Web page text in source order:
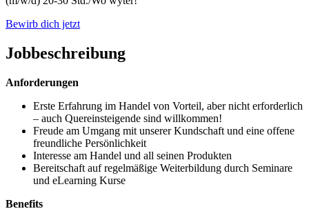
Bewirb dich jetzt
Jobbeschreibung
Anforderungen
Erste Erfahrung im Handel von Vorteil, aber nicht erforderlich
– auch Quereinsteigende sind willkommen!
Freude am Umgang mit unserer Kundschaft und eine offene
freundliche Persönlichkeit
Interesse am Handel und all seinen Produkten
Bereitschaft auf regelmäßige Weiterbildung durch Seminare
und eLearning Kurse
Benefits